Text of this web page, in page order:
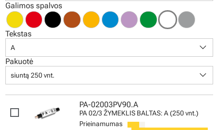
Galimos spalvos
Tekstas
A keyboard_arrow_down
Pakuotė
siuntą 250 vnt. keyboard_arrow_down
PA-02003PV90.A
PA 02/3 ŽYMEKLIS BALTAS: A (250 vnt.)
Prieinamumas